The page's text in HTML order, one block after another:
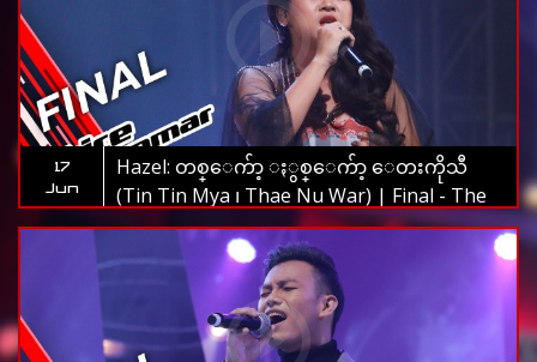
17
Jun
Hazel: တစ္ေက်ာ့ ႏွစ္ေက်ာ့ ေတးကိုသီ
(Tin Tin Mya ၊ Thae Nu War) | Final - The
Voice Myanmar 2019